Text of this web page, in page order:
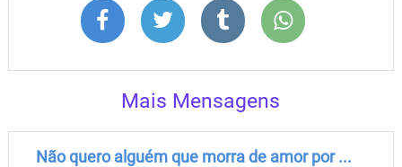
Mais Mensagens
Não quero alguém que morra de amor por ...